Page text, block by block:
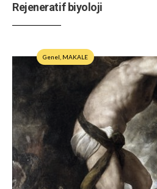
Rejeneratif biyoloji
Genel MAKALE